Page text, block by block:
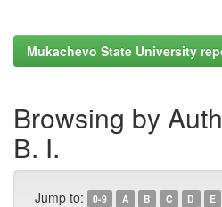
Mukachevo State University
Browsing by
В. І.
Jump to: 0-9 A B C D E